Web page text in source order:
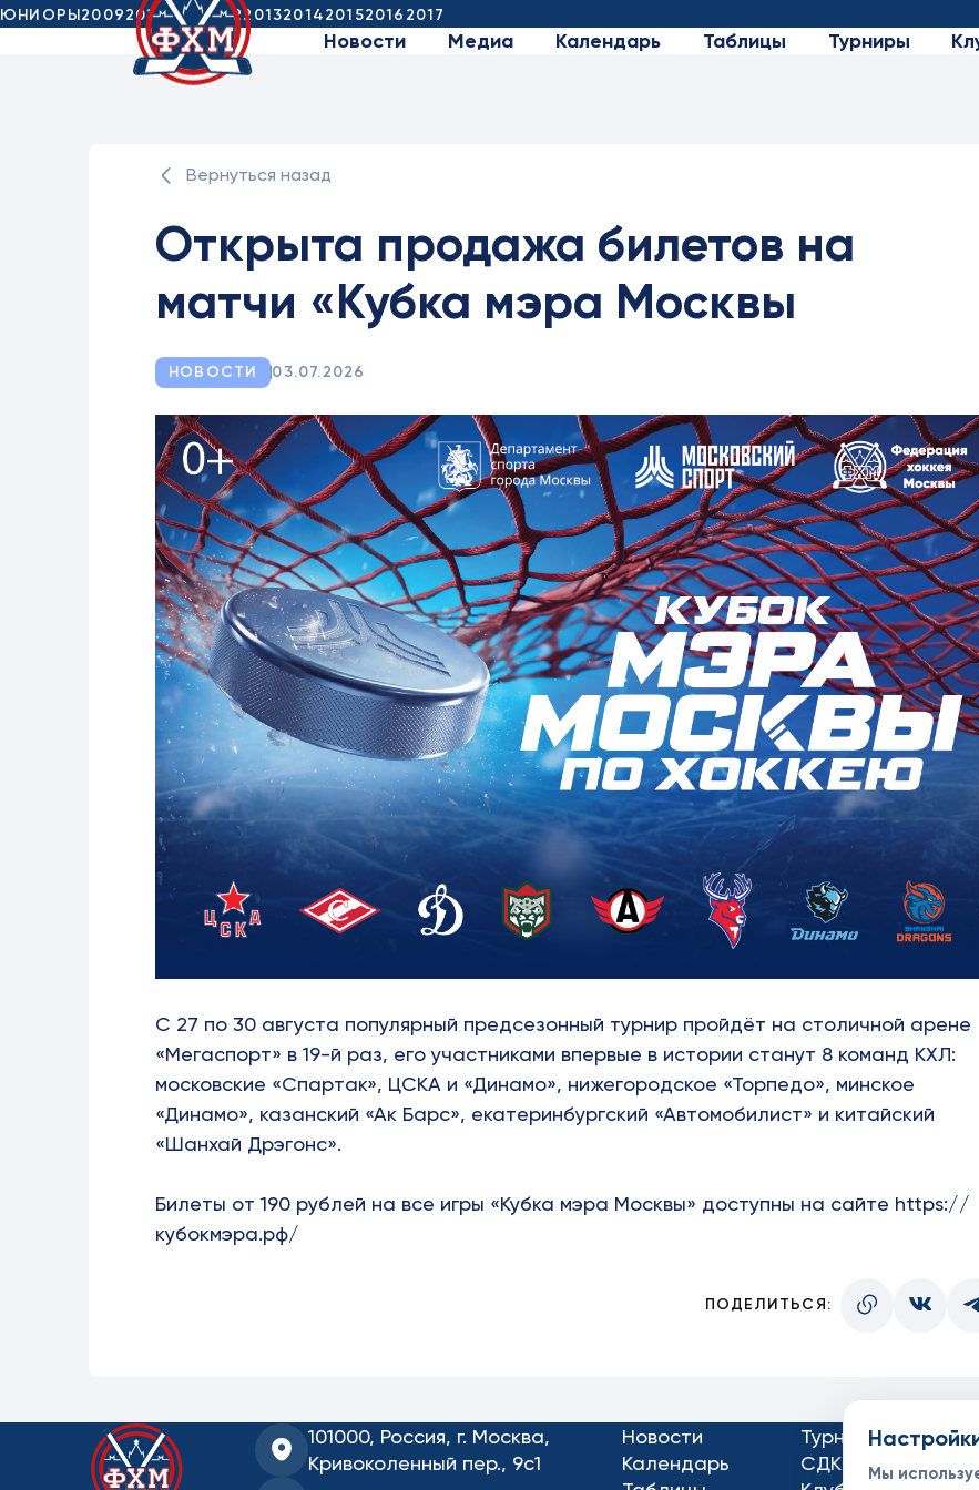
ЮНИОРЫ20092010201120122013201420152016 2017
Новости Медиа Календарь Таблицы Турниры
Вернуться назад
Открыта продажа билетов на
матчи «Кубка мэра Москвы
НОВОСТИ 03.07.2026
С 27 по 30 августа популярный предсезонный турнир пройдёт на столичной арене
«Мегаспорт» в 19-й раз, его участниками впервые в истории станут 8 команд КХЛ:
московские «Спартак», ЦСКА и «Динамо», нижегородское «Торпедо», минское
«Динамо», казанский «Ак Барс», екатеринбургский «Автомобилист» и китайский
«Шанхай Дрэгонс».
Билеты от 190 рублей на все игры «Кубка мэра Москвы» доступны на сайте https://
кубокмэра.рф/
ПОДЕЛИТЬСЯ:
101000, Россия, г. Москва,
Кривоколенный пер., 9с1
Новости
Календарь
Турниры
СДК
Мы